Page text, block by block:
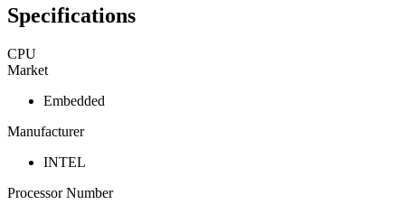
Specifications
CPU
Market
Embedded
Manufacturer
INTEL
Processor Number